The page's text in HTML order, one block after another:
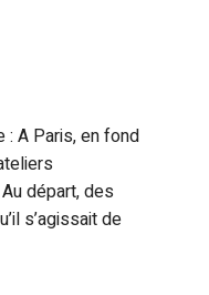
: A Paris, en fond
départ, des
s’agissait de